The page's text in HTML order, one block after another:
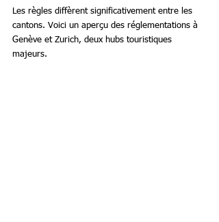
Les règles diffèrent significativement entre les
cantons. Voici un aperçu des réglementations à
Genève et Zurich, deux hubs touristiques
majeurs.